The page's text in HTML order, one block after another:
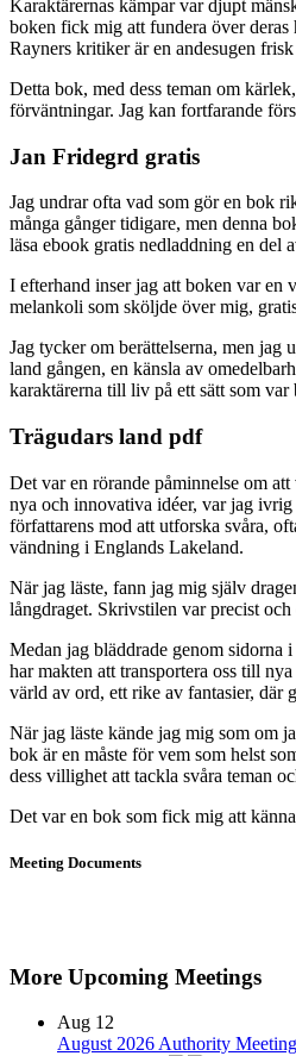
Karaktärernas kämpar var djupt
boken fick mig att fundera över
Rayners kritiker är en andesugen
Detta bok, med dess teman om
förväntningar. Jag kan fortfarande
Jan Fridegrd gratis
Jag undrar ofta vad som gör en bok
många gånger tidigare, men denna
läsa ebook gratis nedladdning en del
I efterhand inser jag att boken var en
melankoli som sköljde över mig,
Jag tycker om berättelserna, men
land gången, en känsla av
karaktärerna till liv på ett sätt som var
Trägudars land pdf
Det var en rörande påminnelse om
nya och innovativa idéer, var jag
författarens mod att utforska svåra,
vändning i Englands Lakeland.
När jag läste, fann jag mig själv
långdraget. Skrivstilen var precist
Medan jag bläddrade genom sidorna
har makten att transportera oss till
värld av ord, ett rike av fantasier, där
När jag läste kände jag mig som om
bok är en måste för vem som helst
dess villighet att tackla svåra teman
Det var en bok som fick mig att
Meeting Documents
More Upcoming Meetings
Aug 12
August 2026 Authority Meeting